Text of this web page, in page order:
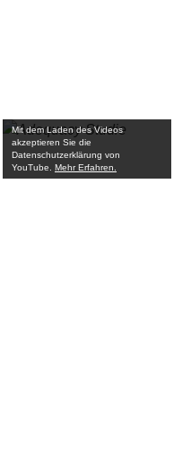
Mit dem Laden des Videos
akzeptieren Sie die
Datenschutzerklärung von
YouTube.
Mehr Erfahren.